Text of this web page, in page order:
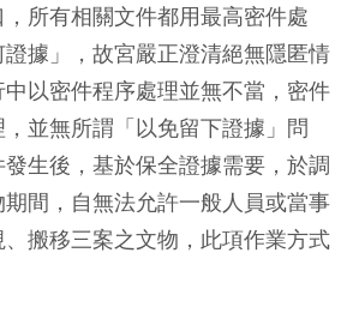
所有相關文件都用最高密件處
據」，故宮嚴正澄清絕無隱匿情
以密件程序處理並無不當，密件
並無所謂「以免留下證據」問
生後，基於保全證據需要，於調
間，自無法允許一般人員或當事
搬移三案之文物，此項作業方式